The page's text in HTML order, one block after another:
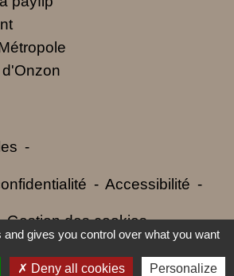
-
- Accessibilité -
Gestion des cookies
gives you control over what you want
Deny all cookies Personalize